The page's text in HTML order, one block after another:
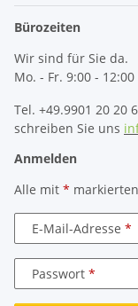
Bürozeiten
Wir sind für Sie da.
Mo. - Fr. 9:00 -
Tel. +49.9901 20 20
schreiben Sie uns
Anmelden
Alle mit *
E-Mail-Adresse
Passwort